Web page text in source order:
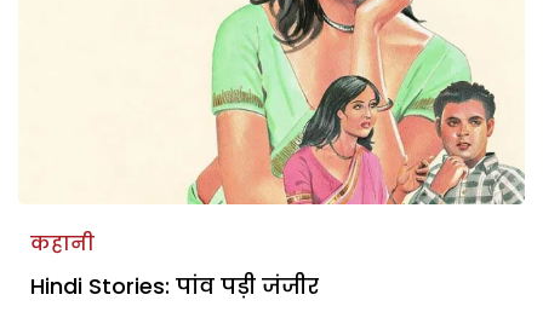
कहानी
Hindi Stories: पांव पड़ी जंजीर